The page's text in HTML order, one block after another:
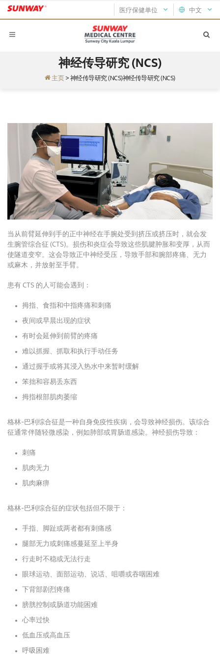
中文
医疗保健单位
神经传导研究 (NCS)
主页 > 神经传导研究 (NCS)神经传导研究 (NCS)
当从前臂延伸到手的正中神经在手腕处受到挤压或挤压时，就会发
生腕管综合征 (CTS)。 损伤和炎症会导致这些肌腱肿胀和变厚，从而
使隧道变窄。 这会导致正中神经受压，导致手部和腕部疼痛、无力
或麻木，并放射至手臂。
患有 CTS 的人可能会遇到：
拇指、食指和中指疼痛和刺痛
夜间或早晨出现的症状
有时会延伸到前臂的疼痛
难以抓握、抓取和执行手动任务
通过握手或将其浸入热水中来暂时缓解
笨拙和容易丢东西
拇指根部肌肉萎缩
格林-巴利综合征是一种自身免疫性疾病，会导致神经损伤。 该综合
征通常伴随轻微感染，例如肺部或胃肠道感染。 神经损伤导致：
刺痛
肌肉无力
肌肉麻痹
格林-巴利综合征的症状包括但不限于：
手指、脚趾或两者都有刺痛感
腿部无力或刺痛感蔓延至上半身
行走时不稳或无法行走
眼球运动、面部运动、说话、咀嚼或吞咽困难
下背部剧烈疼痛
膀胱控制或肠道功能困难
心率过快
低血压或高血压
呼吸困难